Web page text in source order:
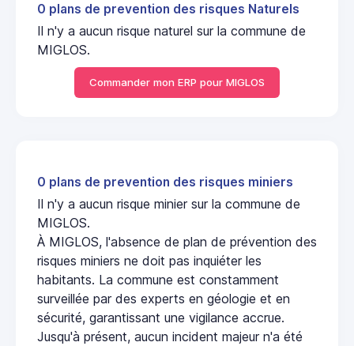
0 plans de prevention des risques Naturels
Il n'y a aucun risque naturel sur la commune de
MIGLOS.
Commander mon ERP pour MIGLOS
0 plans de prevention des risques miniers
Il n'y a aucun risque minier sur la commune de
MIGLOS.
À MIGLOS, l'absence de plan de prévention des
risques miniers ne doit pas inquiéter les
habitants. La commune est constamment
surveillée par des experts en géologie et en
sécurité, garantissant une vigilance accrue.
Jusqu'à présent, aucun incident majeur n'a été